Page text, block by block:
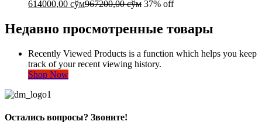
614000,00 сўм967200,00сўм 37% off
Недавно просмотренные товары
Recently Viewed Products is a function which helps you keep
track of your recent viewing history.
Shop Now
Остались вопросы? Звоните!